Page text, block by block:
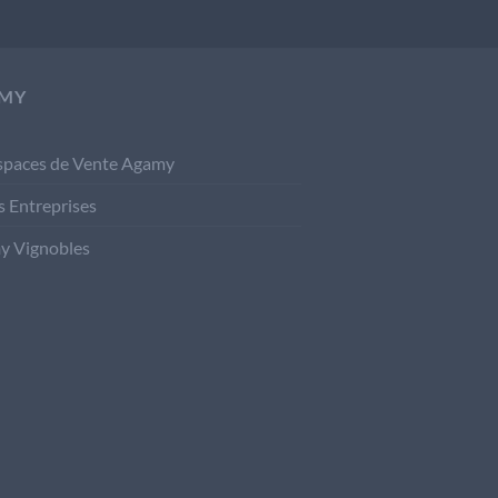
de Vente Agamy
Entreprises
Vignobles